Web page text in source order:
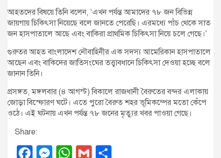
আহতদের বিষয়ে তিনি বলেন, ‘এখন পর্যন্ত আমাদের ৭৮ জন বিভিন্ন
জায়গায় চিকিৎসা নিয়েছে বলে জানতে পেরেছি। এরমধ্যে পাঁচ থেকে সাত
জন হাসপাতালে আছে এবং বাকিরা প্রাথমিক চিকিৎসা নিয়ে চলে গেছে।’
গুরুতর আহত বাংলাদেশ নৌবাহিনীর এক সদস্য আমেরিকান হাসপাতালে
আছেন এবং বাকিদের জাতিসংঘের তত্ত্বাবধানে চিকিৎসা দেওয়া হচ্ছে বলে
জানান তিনি।
প্রসঙ্গত, মঙ্গলবার (৪ আগস্ট) বিকালে রাজধানী বৈরুতের বন্দর এলাকায়
জোড়া বিস্ফোরণ ঘটে। এতে পুরো বৈরুত শহর ভূমিকম্পের মতো কেঁপে
ওঠে। এই ঘটনায় এখন পর্যন্ত ৭৮ জনের মৃত্যুর খবর পাওয়া গেছে।
Share:
F
M W G